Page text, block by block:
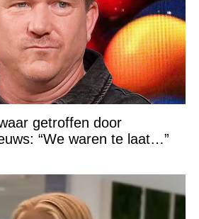
getroffen door
“We waren te laat…”